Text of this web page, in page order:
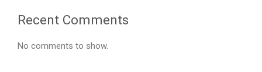
Recent Comments
No comments to show.